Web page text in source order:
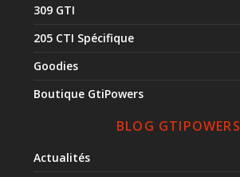
309 GTI
205 CTI Spécifique
Goodies
Boutique GtiPowers
BLOG GTIPOWERS
Actualités